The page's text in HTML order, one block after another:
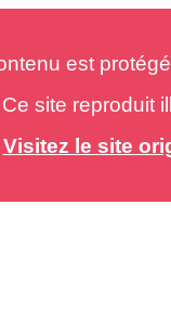
est
Ce site reproduit
Visitez le site